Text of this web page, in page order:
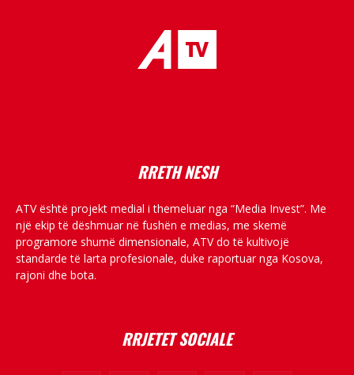
RRETH NESH
ATV është projekt medial i themeluar nga “Media Invest”. Me
një ekip të dëshmuar në fushën e medias, me skemë
programore shumë dimensionale, ATV do të kultivojë
standarde të larta profesionale, duke raportuar nga Kosova,
rajoni dhe bota.
RRJETET SOCIALE